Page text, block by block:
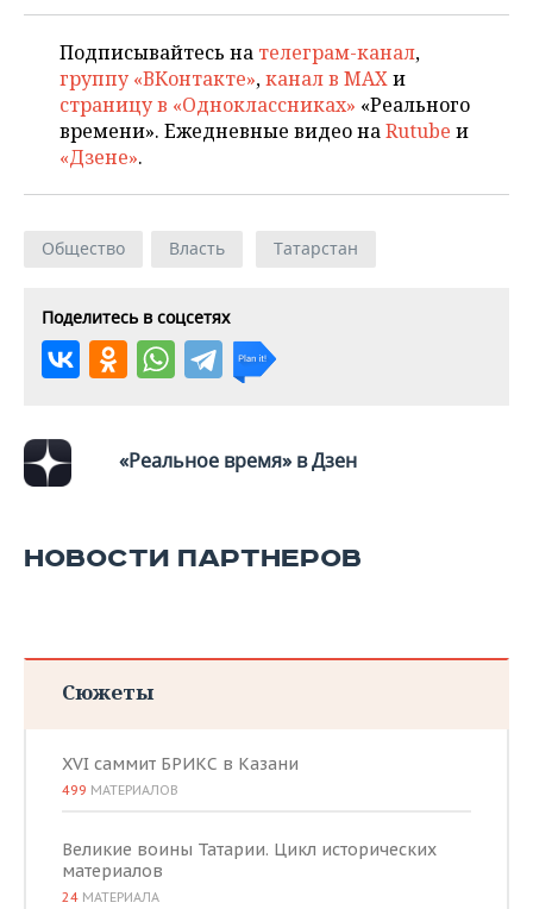
Подписывайтесь на телеграм-канал,
группу «ВКонтакте»,канал в MAXи
страницу в «Одноклассниках» «Реального
времени». Ежедневные видео наRutube и
«Дзене».
Общество Власть Татарстан
Поделитесь в соцсетях
«Реальное время» в Дзен
НОВОСТИ ПАРТНЕРОВ
Сюжеты
XVI саммит БРИКС в Казани
499 МАТЕРИАЛОВ
Великие воины Татарии. Цикл исторических
материалов
24 МАТЕРИАЛА